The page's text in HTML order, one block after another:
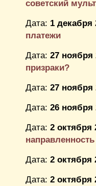
советский
Дата: 1 декабря
платежи
Дата: 27 ноября
призраки?
Дата: 27 ноября
Дата: 26 ноября
Дата: 2 октября
Дата: 2 октября
Дата: 2 октября